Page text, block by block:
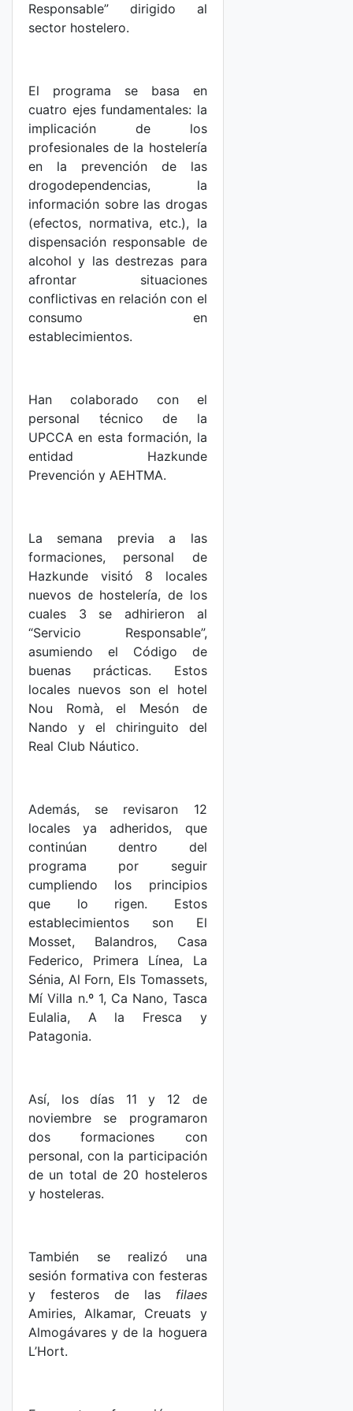
Responsable” dirigido al
sector hostelero.
El programa se basa en
cuatro ejes fundamentales: la
implicación de los
profesionales de la hostelería
en la prevención de las
drogodependencias, la
información sobre las drogas
(efectos, normativa, etc.), la
dispensación responsable de
alcohol y las destrezas para
afrontar situaciones
conflictivas en relación con el
consumo en
establecimientos.
Han colaborado con el
personal técnico de la
UPCCA en esta formación, la
entidad Hazkunde
Prevención y AEHTMA.
La semana previa a las
formaciones, personal de
Hazkunde visitó 8 locales
nuevos de hostelería, de los
cuales 3 se adhirieron al
“Servicio Responsable”,
asumiendo el Código de
buenas prácticas. Estos
locales nuevos son el hotel
Nou Romà, el Mesón de
Nando y el chiringuito del
Real Club Náutico.
Además, se revisaron 12
locales ya adheridos, que
continúan dentro del
programa por seguir
cumpliendo los principios
que lo rigen. Estos
establecimientos son El
Mosset, Balandros, Casa
Federico, Primera Línea, La
Sénia, Al Forn, Els Tomassets,
Mí Villa n.º 1, Ca Nano, Tasca
Eulalia, A la Fresca y
Patagonia.
Así, los días 11 y 12 de
noviembre se programaron
dos formaciones con
personal, con la participación
de un total de 20 hosteleros
y hosteleras.
También se realizó una
sesión formativa con festeras
y festeros de las filaes
Amiries, Alkamar, Creuats y
Almogávares y de la hoguera
L’Hort.